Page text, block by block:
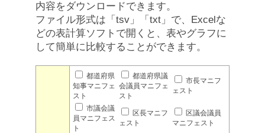
内容をダウンロードできます。
ファイル形式は「tsv」「txt」で、Excelな
どの表計算ソフトで開くと、表やグラフに
して簡単に比較することができます。
都道府県
知事マニフェ
スト
都道府県議
会議員マニフェ
スト
市長マニフ
ェスト
市議会議
員マニフェス
ト
区長マニフ
ェスト
区議会議員
マニフェスト